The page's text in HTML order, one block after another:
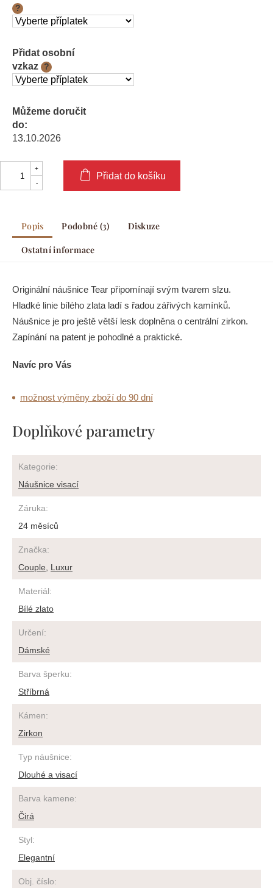
?
Přidat osobní
vzkaz
?
Můžeme doručit
do:
13.10.2026
Přidat do košíku
Popis Podobné (3) Diskuze
Ostatní informace
Originální náušnice Tear připomínají svým tvarem slzu.
Hladké linie bílého zlata ladí s řadou zářivých kamínků.
Náušnice je pro ještě větší lesk doplněna o centrální zirkon.
Zapínání na patent je pohodlné a praktické.
Navíc pro Vás
možnost výměny zboží do 90 dní
Doplňkové parametry
Kategorie:
Náušnice visací
Záruka:
24 měsíců
Značka:
Couple
Luxur
Materiál:
Bílé zlato
Určení:
Dámské
Barva šperku:
Stříbrná
Kámen:
Zirkon
Typ náušnice:
Dlouhé a visací
Barva kamene:
Čirá
Styl:
Elegantní
Obj. číslo: